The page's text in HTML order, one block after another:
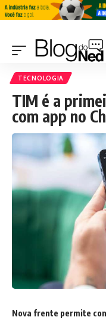
TECNOLOGIA
TIM é a
com app no
Nova frente permite